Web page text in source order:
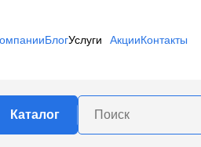
БлогУслуги АкцииКонтакты
Каталог